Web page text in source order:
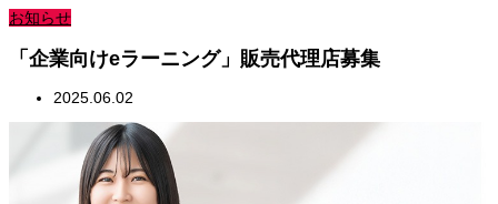
お知らせ
「企業向けeラーニング」販売代理店募集
2025.06.02